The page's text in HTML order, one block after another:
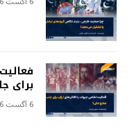
برای
6 آگست 2026